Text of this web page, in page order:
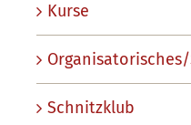
Kurse
Schnitzklub